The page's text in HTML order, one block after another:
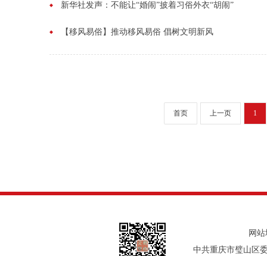
新华社发声：不能让“婚闹”披着习俗外衣“胡闹”
【移风易俗】推动移风易俗 倡树文明新风
首页 上一页 1
网
中共重庆市璧山区